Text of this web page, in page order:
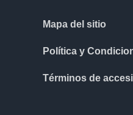
Mapa del sitio
Política y
Términos de